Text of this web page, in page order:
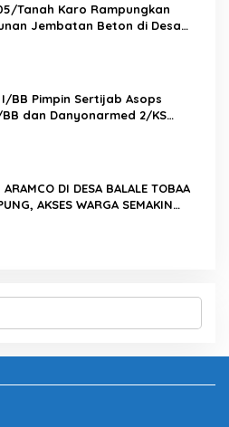
Tanah Karo Rampungkan
Jembatan Beton di Desa
BB Pimpin Sertijab Asops
dan Danyonarmed 2/KS
Korps
ARAMCO DI DESA BALALE TOBAA
AKSES WARGA SEMAKIN